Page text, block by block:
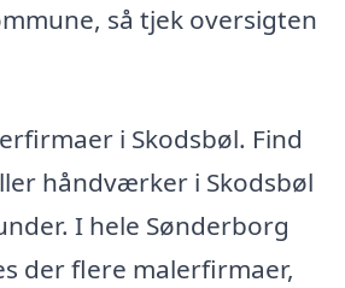
så tjek oversigten
i Skodsbøl. Find
håndværker i Skodsbøl
I hele Sønderborg
der flere malerfirmaer,